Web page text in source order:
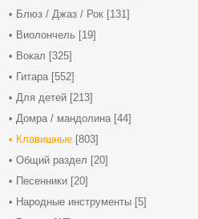
Блюз / Джаз / Рок [131]
Виолончель [19]
Вокал [325]
Гитара [552]
Для детей [213]
Домра / мандолина [44]
Клавишные [803]
Общий раздел [20]
Песенники [20]
Народные инструменты [5]